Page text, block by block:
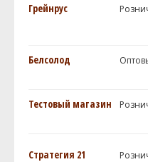
Грейнрус
Белсолод
Тестовый магазин
Стратегия 21